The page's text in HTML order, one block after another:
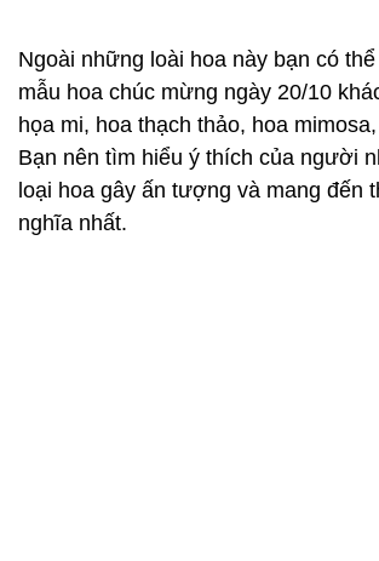
Ngoài những loài hoa này bạn có
mẫu hoa chúc mừng ngày 20/10
họa mi, hoa thạch thảo, hoa
Bạn nên tìm hiểu ý thích của người
loại hoa gây ấn tượng và mang đến
nghĩa nhất.